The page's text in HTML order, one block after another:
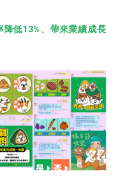
降低13%、帶來業績成長